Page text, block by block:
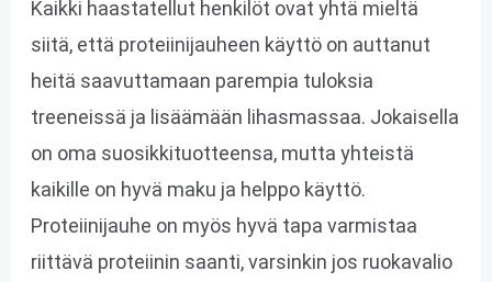
Kaikki haastatellut henkilöt ovat yhtä mieltä
siitä, että proteiinijauheen käyttö on auttanut
heitä saavuttamaan parempia tuloksia
treeneissä ja lisäämään lihasmassaa. Jokaisella
on oma suosikkituotteensa, mutta yhteistä
kaikille on hyvä maku ja helppo käyttö.
Proteiinijauhe on myös hyvä tapa varmistaa
riittävä proteiinin saanti, varsinkin jos ruokavalio